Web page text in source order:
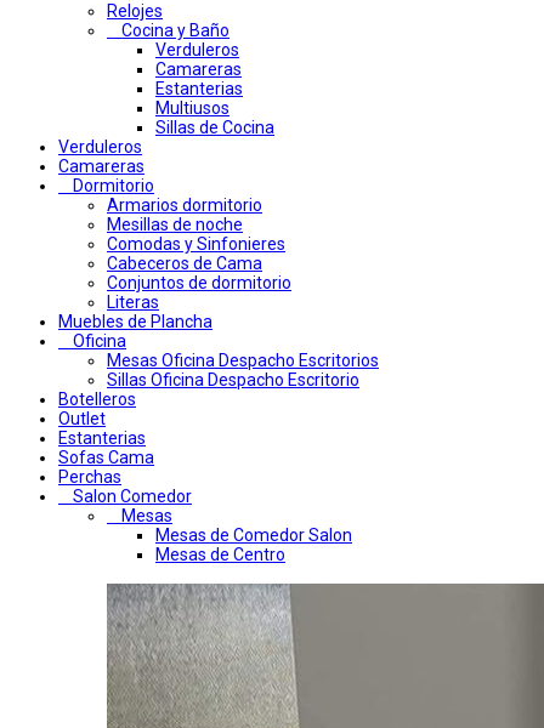
Relojes
Cocina y Baño
Verduleros
Camareras
Estanterias
Multiusos
Sillas de Cocina
Verduleros
Camareras
Dormitorio
Armarios dormitorio
Mesillas de noche
Comodas y Sinfonieres
Cabeceros de Cama
Conjuntos de dormitorio
Literas
Muebles de Plancha
Oficina
Mesas Oficina Despacho Escritorios
Sillas Oficina Despacho Escritorio
Botelleros
Outlet
Estanterias
Sofas Cama
Perchas
Salon Comedor
Mesas
Mesas de Comedor Salon
Mesas de Centro